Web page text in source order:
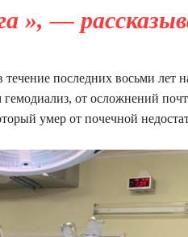
», —
последних восьми лет
гемодиализ, от осложнений
умер от почечной